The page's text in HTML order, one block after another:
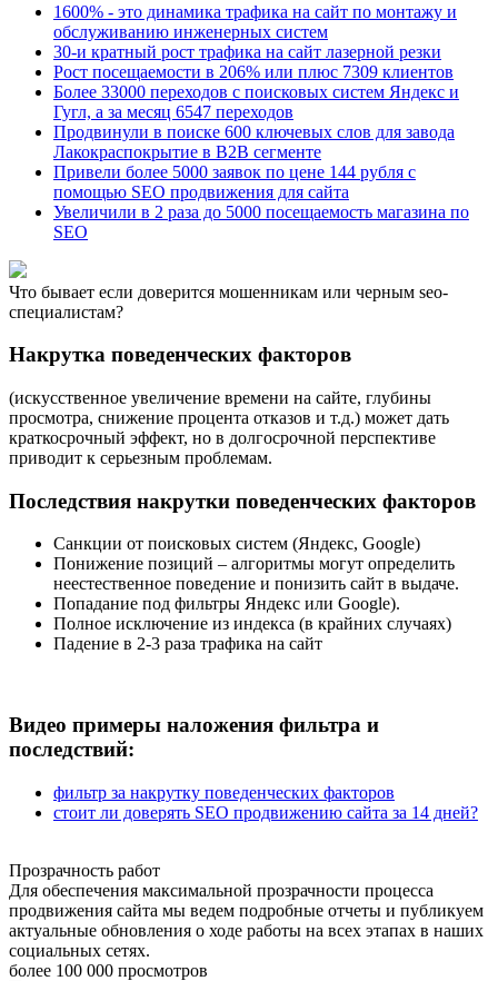
1600% - это динамика трафика на сайт по монтажу и
обслуживанию инженерных систем
30-и кратный рост трафика на сайт лазерной резки
Рост посещаемости в 206% или плюс 7309 клиентов
Более 33000 переходов с поисковых систем Яндекc и
Гугл, а за месяц 6547 переходов
Продвинули в поиске 600 ключевых слов для завода
Лакокраспокрытие в B2B сегменте
Привели более 5000 заявок по цене 144 рубля с
помощью SEO продвижения для сайта
Увеличили в 2 раза до 5000 посещаемость магазина по
SEO
Что бывает если доверится мошенникам или черным seo-
специалистам?
Накрутка поведенческих факторов
(искусственное увеличение времени на сайте, глубины
просмотра, снижение процента отказов и т.д.) может дать
краткосрочный эффект, но в долгосрочной перспективе
приводит к серьезным проблемам.
Последствия накрутки поведенческих факторов
Санкции от поисковых систем (Яндекс, Google)
Понижение позиций – алгоритмы могут определить
неестественное поведение и понизить сайт в выдаче.
Попадание под фильтры Яндекс или Google).
Полное исключение из индекса (в крайних случаях)
Падение в 2-3 раза трафика на сайт
Видео примеры наложения фильтра и
последствий:
фильтр за накрутку поведенческих факторов
стоит ли доверять SEO продвижению сайта за 14 дней?
Прозрачность работ
Для обеспечения максимальной прозрачности процесса
продвижения сайта мы ведем подробные отчеты и публикуем
актуальные обновления о ходе работы на всех этапах в наших
социальных сетях.
более 100 000 просмотров